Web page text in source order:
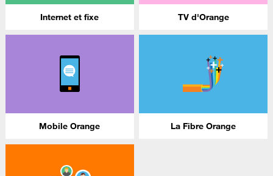
Internet et fixe TV d'Orange
Mobile Orange La Fibre Orange